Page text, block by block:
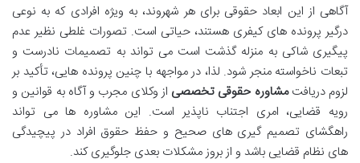
آگاهی از این ابعاد حقوقی برای هر شهروند، به ویژه افرادی که به نوعی
درگیر پرونده های کیفری هستند، حیاتی است. تصورات غلطی نظیر عدم
پیگیری شاکی به منزله گذشت است می تواند به تصمیمات نادرست و
تبعات ناخواسته منجر شود. لذا، در مواجهه با چنین پرونده هایی، تأکید بر
لزوم دریافتمشاوره حقوقی تخصصی از وکلای مجرب و آگاه به قوانین و
رویه قضایی، امری اجتناب ناپذیر است. این مشاوره ها می تواند
راهگشای تصمیم گیری های صحیح و حفظ حقوق افراد در پیچیدگی
های نظام قضایی باشد و از بروز مشکلات بعدی جلوگیری کند.